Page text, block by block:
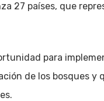
27 países, que
para
de los bosques y